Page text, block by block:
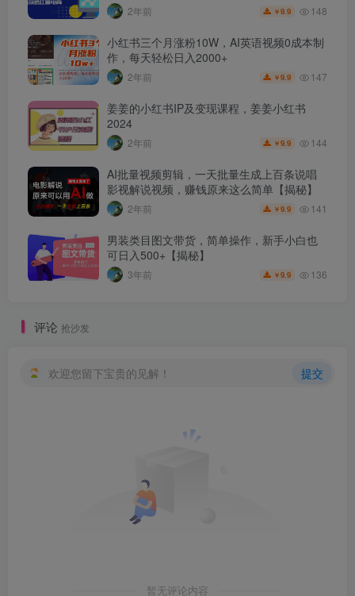
2年前 ￥9.9 148
小红书三个月涨粉10W，AI英语视频0成本制
作，每天轻松日入2000+
2年前 ￥9.9 147
姜姜的小红书IP及变现课程，姜姜小红书
2024
2年前 ￥9.9 144
AI批量视频剪辑，一天批量生成上百条说唱
影视解说视频，赚钱原来这么简单【揭秘】
2年前 ￥9.9 141
男装类目图文带货，简单操作，新手小白也
可日入500+【揭秘】
3年前 ￥9.9 136
评论 抢沙发
欢迎您留下宝贵的见解！ 提交
暂无评论内容